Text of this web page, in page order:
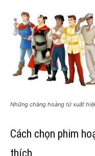
Những chàng hoàng tử xuất
Cách chọn phim
thích